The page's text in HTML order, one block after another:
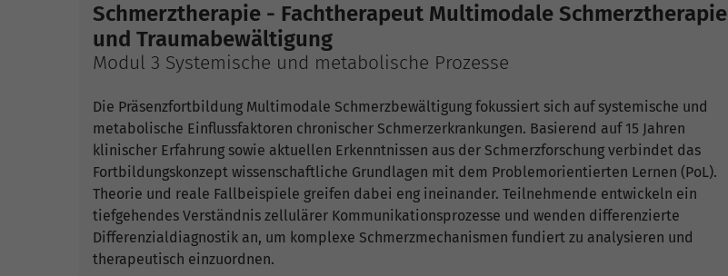
Schmerztherapie - Fachtherapeut Multimodale Schmerztherapie
und Traumabewältigung
Modul 3 Systemische und metabolische Prozesse
Die Präsenzfortbildung Multimodale Schmerzbewältigung fokussiert sich auf systemische und
metabolische Einflussfaktoren chronischer Schmerzerkrankungen. Basierend auf 15 Jahren
klinischer Erfahrung sowie aktuellen Erkenntnissen aus der Schmerzforschung verbindet das
Fortbildungskonzept wissenschaftliche Grundlagen mit dem Problemorientierten Lernen (PoL).
Theorie und reale Fallbeispiele greifen dabei eng ineinander. Teilnehmende entwickeln ein
tiefgehendes Verständnis zellulärer Kommunikationsprozesse und wenden differenzierte
Differenzialdiagnostik an, um komplexe Schmerzmechanismen fundiert zu analysieren und
therapeutisch einzuordnen.